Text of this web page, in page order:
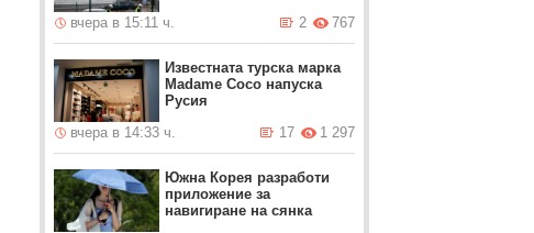
вчера в 15:11 ч.
767
2
Известната турска марка
Madame Coco напуска
Русия
вчера в 14:33 ч.
1 297
17
Южна Корея разработи
приложение за
навигиране на сянка